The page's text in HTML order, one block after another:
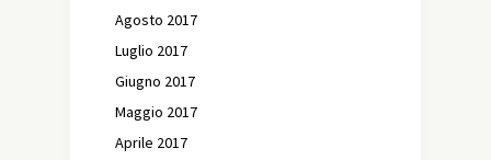
Agosto 2017
Luglio 2017
Giugno 2017
Maggio 2017
Aprile 2017